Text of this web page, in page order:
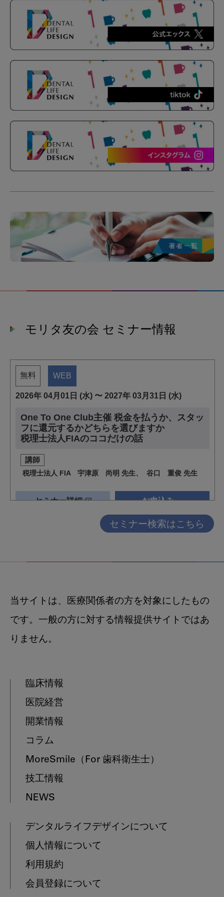
モリタ友の会 セミナー情報
セミナー検索はこちら
当サイトは、医療関係者の方を対象にしたもの
です。一般の方に対する情報提供サイトではあ
りません。
臨床情報
医院経営
開業情報
コラム
MoreSmile （For 歯科衛生士）
技工情報
NEWS
デンタルライフデザインについて
個人情報について
利用規約
会員登録について